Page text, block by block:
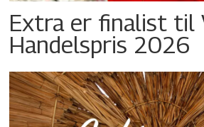
Extra er finalist til
Handelspris 2026